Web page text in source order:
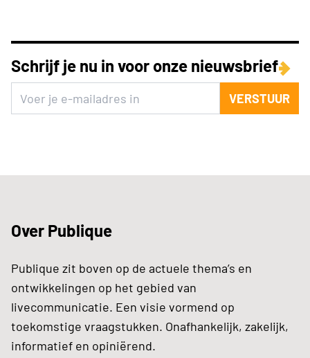
Schrijf je nu in voor onze nieuwsbrief
VERSTUUR
Over Publique
Publique zit boven op de actuele thema’s en
ontwikkelingen op het gebied van
livecommunicatie. Een visie vormend op
toekomstige vraagstukken. Onafhankelijk, zakelijk,
informatief en opiniërend.